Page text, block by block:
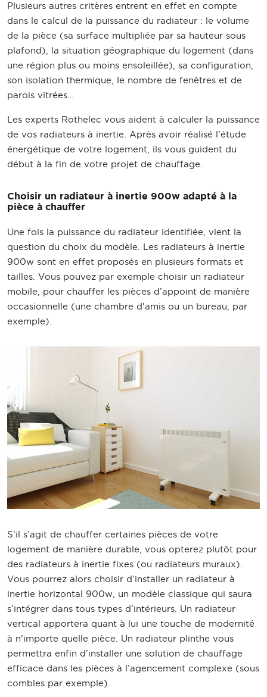
Plusieurs autres critères entrent en effet en compte
dans le calcul de la puissance du radiateur : le volume
de la pièce (sa surface multipliée par sa hauteur sous
plafond), la situation géographique du logement (dans
une région plus ou moins ensoleillée), sa configuration,
son isolation thermique, le nombre de fenêtres et de
parois vitrées…
Les experts Rothelec vous aident à calculer la puissance
de vos radiateurs à inertie. Après avoir réalisé l’étude
énergétique de votre logement, ils vous guident du
début à la fin de votre projet de chauffage.
Choisir un radiateur à inertie 900w adapté à la
pièce à chauffer
Une fois la puissance du radiateur identifiée, vient la
question du choix du modèle. Les radiateurs à inertie
900w sont en effet proposés en plusieurs formats et
tailles. Vous pouvez par exemple choisir un radiateur
mobile, pour chauffer les pièces d’appoint de manière
occasionnelle (une chambre d'amis ou un bureau, par
exemple).
S’il s’agit de chauffer certaines pièces de votre
logement de manière durable, vous opterez plutôt pour
des radiateurs à inertie fixes (ou radiateurs muraux).
Vous pourrez alors choisir d’installer un radiateur à
inertie horizontal 900w, un modèle classique qui saura
s’intégrer dans tous types d’intérieurs. Un radiateur
vertical apportera quant à lui une touche de modernité
à n'importe quelle pièce. Un radiateur plinthe vous
permettra enfin d’installer une solution de chauffage
efficace dans les pièces à l’agencement complexe (sous
combles par exemple).